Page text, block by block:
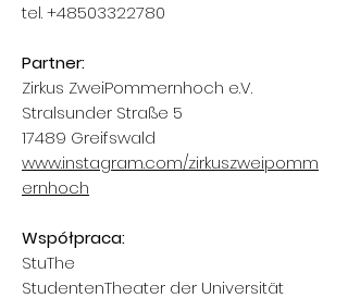
tel.+48503322780
Partner:
Zirkus ZweiPommernhoch e.V.
Stralsunder Straße 5
17489 Greifswald
www.instagram.com/zirkuszweipomm
ernhoch
Współpraca:
StuThe
StudentenTheater der Universität